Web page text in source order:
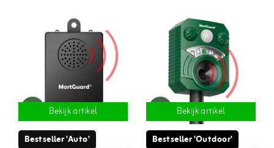
Bekijk artikel
Bestseller 'Auto'
Bekijk artikel
Bestseller 'Outdoor'